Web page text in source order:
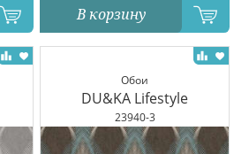
В корзину
Обои
DU&KA Lifestyle
23940-3